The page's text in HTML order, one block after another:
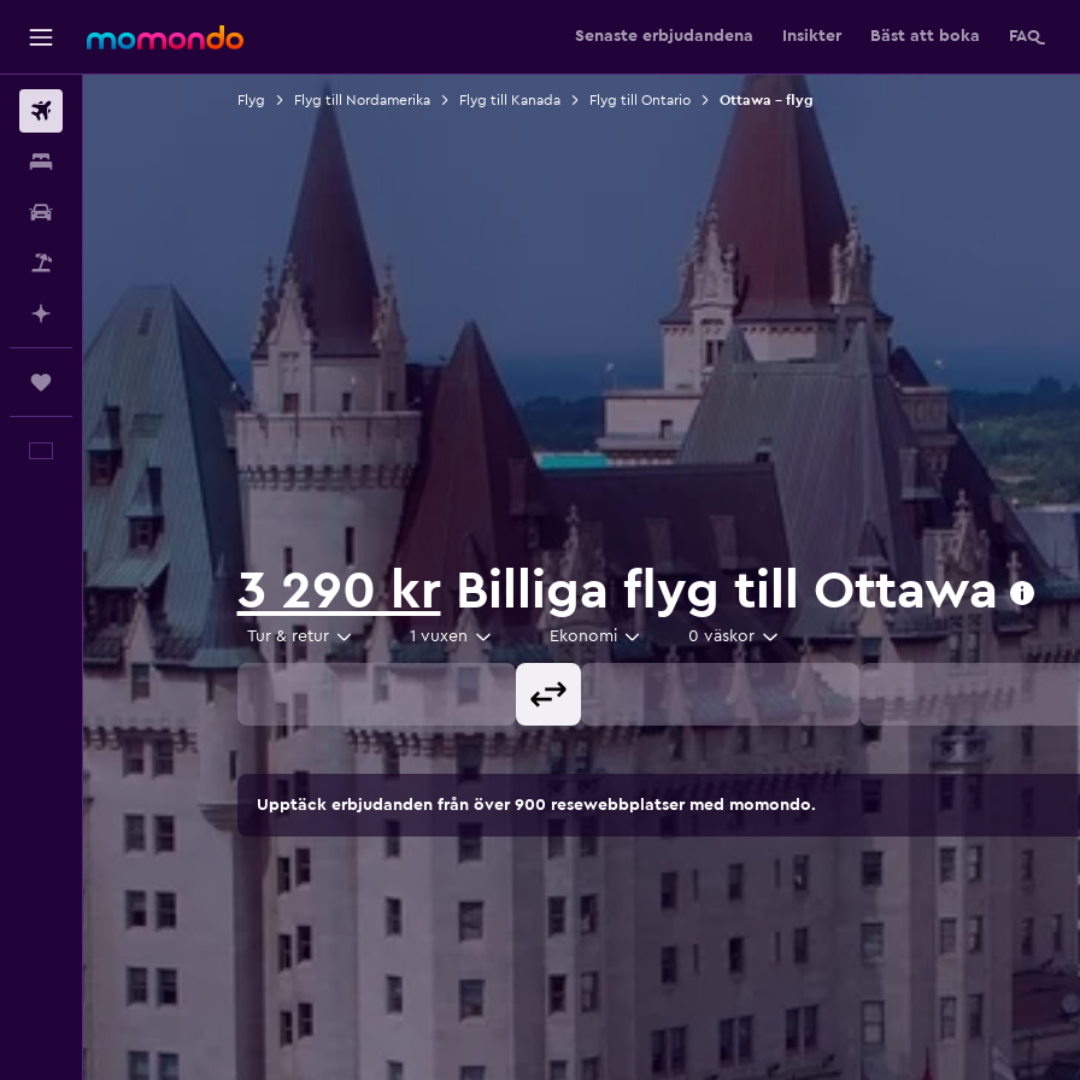
Senaste erbjudandena Insikter Bäst att boka FAQ
Planera med AI
Svenska
Flyg Flyg till Nordamerika Flyg till Kanada Flyg till Ontario Ottawa – flyg
3 290 krBilliga flyg till Ottawa
Tur & retur 1 vuxen Ekonomi 0 väskor
Upptäck erbjudanden från över 900 resewebbplatser med momondo.